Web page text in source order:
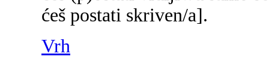
ćeš postati skriven/a].
Vrh